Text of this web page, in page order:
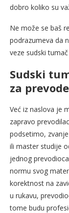
dobro koliko su
Ne može se baš
podrazumeva da
veze sudski
Sudski
za
Već iz naslova je
zapravo
podsetimo,
ili master studije
jednog
normu svog
korektnost na
u rukavu,
tome budu